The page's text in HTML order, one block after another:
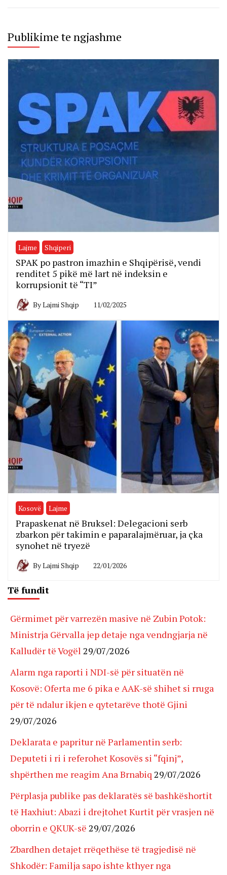
Publikime te ngjashme
Lajme Shqiperi
SPAK po pastron imazhin e Shqipërisë, vendi
renditet 5 pikë më lart në indeksin e
korrupsionit të “TI”
ByLajmi Shqip 11/02/2025
Kosovë Lajme
Prapaskenat në Bruksel: Delegacioni serb
zbarkon për takimin e paparalajmëruar, ja çka
synohet në tryezë
ByLajmi Shqip 22/01/2026
Të fundit
Gërmimet për varrezën masive në Zubin Potok:
Ministrja Gërvalla jep detaje nga vendngjarja në
Kalludër të Vogël 29/07/2026
Alarm nga raporti i NDI-së për situatën në
Kosovë: Oferta me 6 pika e AAK-së shihet si rruga
për të ndalur ikjen e qytetarëve thotë Gjini
29/07/2026
Deklarata e papritur në Parlamentin serb:
Deputeti i ri i referohet Kosovës si “fqinj”,
shpërthen me reagim Ana Brnabiq 29/07/2026
Përplasja publike pas deklaratës së bashkëshortit
të Haxhiut: Abazi i drejtohet Kurtit për vrasjen në
oborrin e QKUK-së 29/07/2026
Zbardhen detajet rrëqethëse të tragjedisë në
Shkodër: Familja sapo ishte kthyer nga